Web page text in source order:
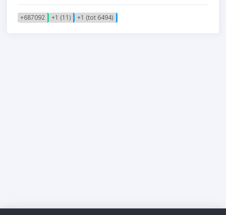
+687092 +1 (11) +1 (tot 6494)